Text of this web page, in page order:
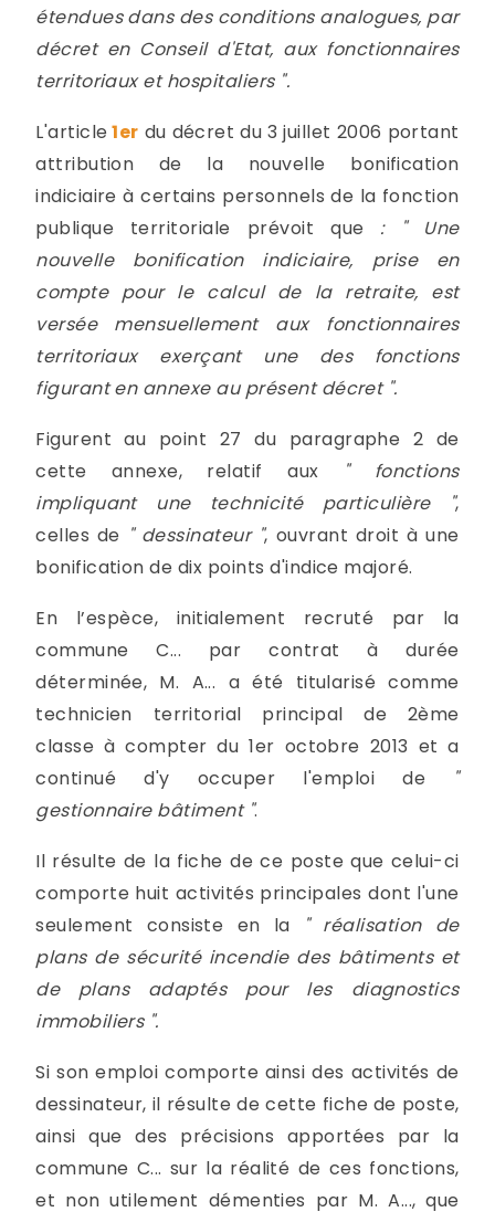
étendues dans des conditions analogues, par
décret en Conseil d'Etat, aux fonctionnaires
territoriaux et hospitaliers ".
L'article 1er du décret du 3 juillet 2006 portant
attribution de la nouvelle bonification
indiciaire à certains personnels de la fonction
publique territoriale prévoit que : " Une
nouvelle bonification indiciaire, prise en
compte pour le calcul de la retraite, est
versée mensuellement aux fonctionnaires
territoriaux exerçant une des fonctions
figurant en annexe au présent décret ".
Figurent au point 27 du paragraphe 2 de
cette annexe, relatif aux
" fonctions
impliquant une technicité particulière ",
celles de " dessinateur ", ouvrant droit à une
bonification de dix points d'indice majoré.
En l’espèce, initialement recruté par la
commune C... par contrat à durée
déterminée, M. A... a été titularisé comme
technicien territorial principal de 2ème
classe à compter du 1er octobre 2013 et a
continué d'y occuper l'emploi de
"
gestionnaire bâtiment ".
Il résulte de la fiche de ce poste que celui-ci
comporte huit activités principales dont l'une
seulement consiste en la
" réalisation de
plans de sécurité incendie des bâtiments et
de plans adaptés pour les diagnostics
immobiliers ".
Si son emploi comporte ainsi des activités de
dessinateur, il résulte de cette fiche de poste,
ainsi que des précisions apportées par la
commune C... sur la réalité de ces fonctions,
et non utilement démenties par M. A..., que